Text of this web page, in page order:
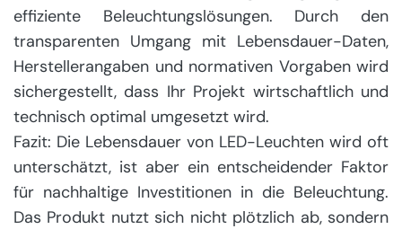
effiziente Beleuchtungslösungen. Durch den
transparenten Umgang mit Lebensdauer-Daten,
Herstellerangaben und normativen Vorgaben wird
sichergestellt, dass Ihr Projekt wirtschaftlich und
technisch optimal umgesetzt wird.
Fazit: Die Lebensdauer von LED-Leuchten wird oft
unterschätzt, ist aber ein entscheidender Faktor
für nachhaltige Investitionen in die Beleuchtung.
Das Produkt nutzt sich nicht plötzlich ab, sondern